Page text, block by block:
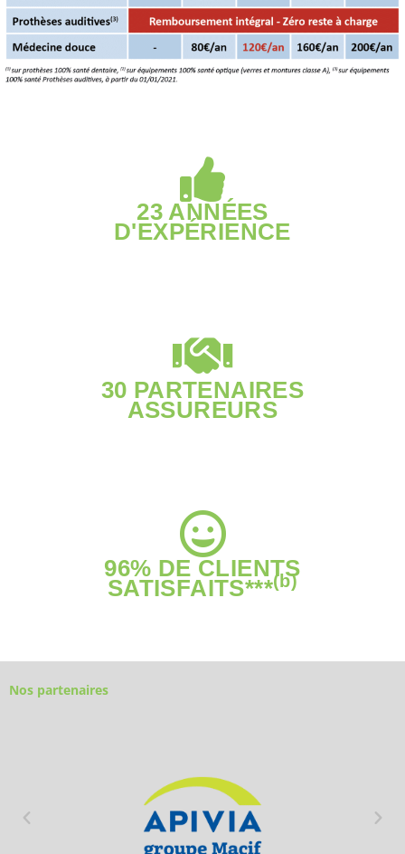
23 ANNÉES
D'EXPÉRIENCE
30 PARTENAIRES
ASSUREURS
96% DE CLIENTS
SATISFAITS***(b)
Nos partenaires